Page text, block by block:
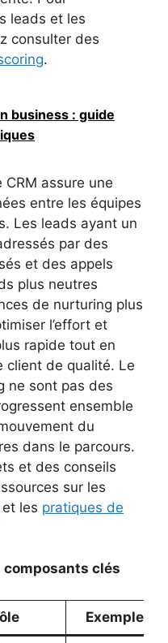
leads et les
consulter des
.
business : guide
assure une
entre les équipes
Les leads ayant un
par des
et des appels
plus neutres
de nurturing plus
l’effort et
rapide tout en
client de qualité. Le
ne sont pas des
ensemble
du
dans le parcours.
et des conseils
sur les
et les pratiques de
clés
Exemple